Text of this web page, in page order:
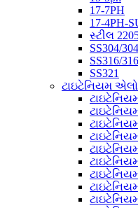
17-7PH
17-4PH-
સ્ટીલ
SS304/
SS316/
SS321
ટાઇટેનિયમ